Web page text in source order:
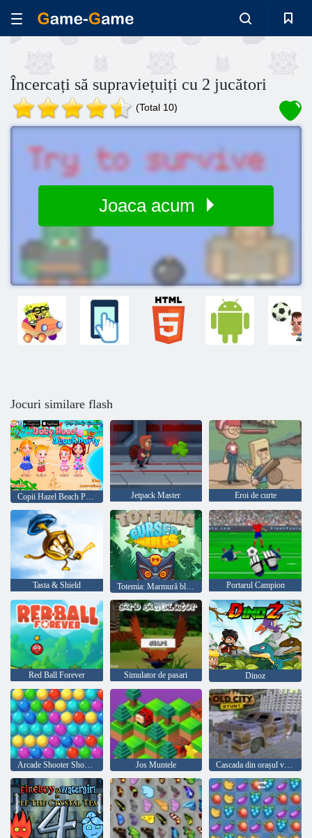
Încercați să supraviețuiți cu 2 jucători
(Total 10)
Joaca acum
Jocuri similare flash
Copii Hazel Beach Party Jetpack Master Eroi de curte
Tasta & Shield Totemia: Marmură blestemată Portarul Campion
Red Ball Forever Simulator de pasari Dinoz
Arcade Shooter Shooter Jos Muntele Cascada din orașul vechi